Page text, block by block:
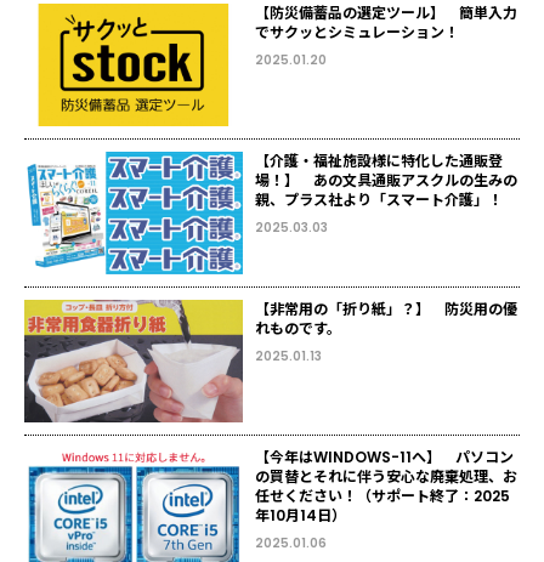
【防災備蓄品の選定ツール】 簡単入力
でサクッとシミュレーション！
2025.01.20
【介護・福祉施設様に特化した通販登
場！】 あの文具通販アスクルの生みの
親、プラス社より「スマート介護」！
2025.03.03
【非常用の「折り紙」？】 防災用の優
れものです。
2025.01.13
【今年はWINDOWS-11へ】 パソコン
の買替とそれに伴う安心な廃棄処理、お
任せください！（サポート終了：2025
年10月14日）
2025.01.06